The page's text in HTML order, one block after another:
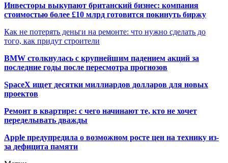
Инвесторы выкупают британский бизнес: компания
стоимостью более £10 млрд готовится покинуть биржу
Как не потерять деньги на ремонте: что нужно сделать до
того, как придут строители
BMW столкнулась с крупнейшим падением акций за
последние годы после пересмотра прогнозов
SpaceX ищет десятки миллиардов долларов для новых
проектов
Ремонт в квартире: с чего начинают те, кто не хочет
переделывать дважды
Apple предупредила о возможном росте цен на технику из-
за дефицита памяти